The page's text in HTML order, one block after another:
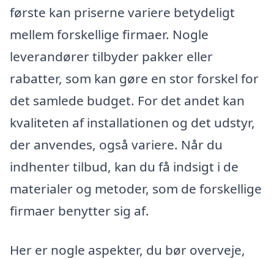
første kan priserne variere betydeligt
mellem forskellige firmaer. Nogle
leverandører tilbyder pakker eller
rabatter, som kan gøre en stor forskel for
det samlede budget. For det andet kan
kvaliteten af installationen og det udstyr,
der anvendes, også variere. Når du
indhenter tilbud, kan du få indsigt i de
materialer og metoder, som de forskellige
firmaer benytter sig af.
Her er nogle aspekter, du bør overveje,